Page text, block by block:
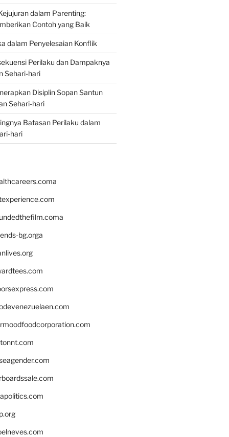
dalam Parenting:
Contoh yang Baik
dalam Penyelesaian Konflik
Perilaku dan Dampaknya
Sehari-hari
Disiplin Sopan Santun
Sehari-hari
Batasan Perilaku dalam
hari
bg.orga